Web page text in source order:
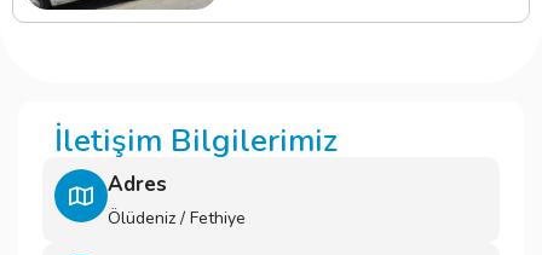
İletişim Bilgilerimiz
Adres
Ölüdeniz / Fethiye